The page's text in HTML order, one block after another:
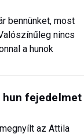
bennünket, most
nincs
a hunok
fejedelmet
az Attila